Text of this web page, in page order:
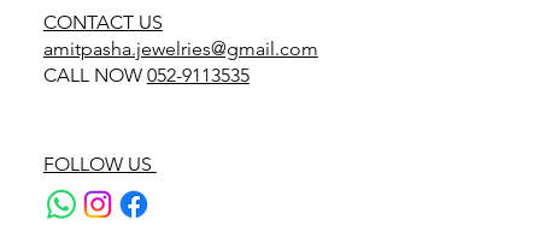
CONTACT US
amitpasha.jewelries@gmail.com
CALL NOW 052-9113535
FOLLOW US